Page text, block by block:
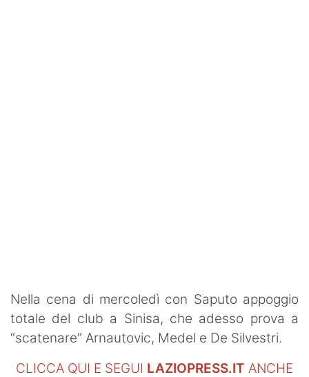
SHOP LAZIO
Contatti
Nella cena di mercoledì con Saputo appoggio
totale del club a Sinisa, che adesso prova a
“scatenare” Arnautovic, Medel e De Silvestri.
CLICCA QUI E SEGUI LAZIOPRESS.IT ANCHE